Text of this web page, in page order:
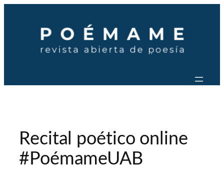
contenido
Recital poético online
#PoémameUAB